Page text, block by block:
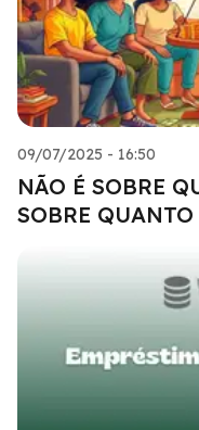
09/07/2025 - 16:50
NÃO É SOBRE
SOBRE QUANTO